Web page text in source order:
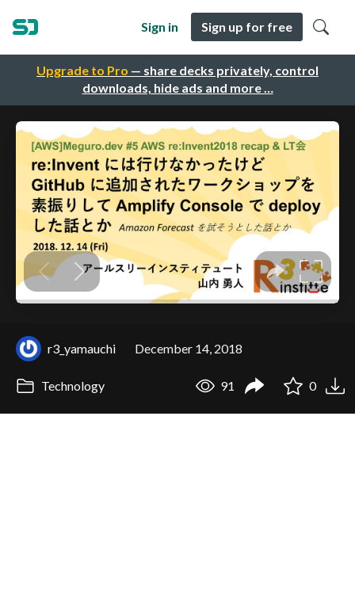
Upgrade to Pro — share decks privately, control
downloads, hide ads and more …
Sign in Sign up for free
r3_yamauchi December 14, 2018
Technology 91 0